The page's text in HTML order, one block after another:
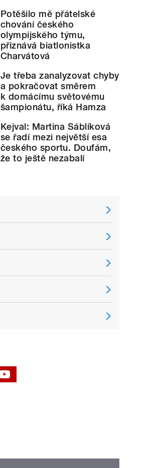
Potěšilo mě přátelské
chování českého
olympijského týmu,
přiznává biatlonistka
Charvátová
Je třeba zanalyzovat chyby
a pokračovat směrem
k domácímu světovému
šampionátu, říká Hamza
Kejval: Martina Sáblíková
se řadí mezi největší esa
českého sportu. Doufám,
že to ještě nezabalí